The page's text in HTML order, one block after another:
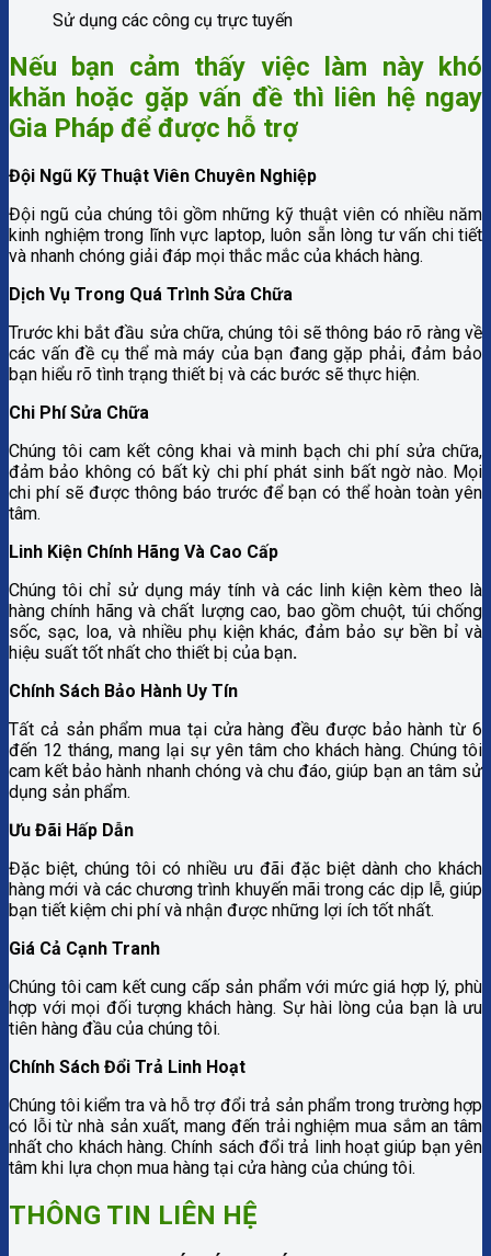
Sử dụng các công cụ trực tuyến
Nếu bạn cảm thấy việc làm này khó
khăn hoặc gặp vấn đề thì liên hệ ngay
Gia Pháp để được hỗ trợ
Đội Ngũ Kỹ Thuật Viên Chuyên Nghiệp
Đội ngũ của chúng tôi gồm những kỹ thuật viên có nhiều năm
kinh nghiệm trong lĩnh vực laptop, luôn sẵn lòng tư vấn chi tiết
và nhanh chóng giải đáp mọi thắc mắc của khách hàng.
Dịch Vụ Trong Quá Trình Sửa Chữa
Trước khi bắt đầu sửa chữa, chúng tôi sẽ thông báo rõ ràng về
các vấn đề cụ thể mà máy của bạn đang gặp phải, đảm bảo
bạn hiểu rõ tình trạng thiết bị và các bước sẽ thực hiện.
Chi Phí Sửa Chữa
Chúng tôi cam kết công khai và minh bạch chi phí sửa chữa,
đảm bảo không có bất kỳ chi phí phát sinh bất ngờ nào. Mọi
chi phí sẽ được thông báo trước để bạn có thể hoàn toàn yên
tâm.
Linh Kiện Chính Hãng Và Cao Cấp
Chúng tôi chỉ sử dụng máy tính và các linh kiện kèm theo là
hàng chính hãng và chất lượng cao, bao gồm chuột, túi chống
sốc, sạc, loa, và nhiều phụ kiện khác, đảm bảo sự bền bỉ và
hiệu suất tốt nhất cho thiết bị của bạn.
Chính Sách Bảo Hành Uy Tín
Tất cả sản phẩm mua tại cửa hàng đều được bảo hành từ 6
đến 12 tháng, mang lại sự yên tâm cho khách hàng. Chúng tôi
cam kết bảo hành nhanh chóng và chu đáo, giúp bạn an tâm sử
dụng sản phẩm.
Ưu Đãi Hấp Dẫn
Đặc biệt, chúng tôi có nhiều ưu đãi đặc biệt dành cho khách
hàng mới và các chương trình khuyến mãi trong các dịp lễ, giúp
bạn tiết kiệm chi phí và nhận được những lợi ích tốt nhất.
Giá Cả Cạnh Tranh
Chúng tôi cam kết cung cấp sản phẩm với mức giá hợp lý, phù
hợp với mọi đối tượng khách hàng. Sự hài lòng của bạn là ưu
tiên hàng đầu của chúng tôi.
Chính Sách Đổi Trả Linh Hoạt
Chúng tôi kiểm tra và hỗ trợ đổi trả sản phẩm trong trường hợp
có lỗi từ nhà sản xuất, mang đến trải nghiệm mua sắm an tâm
nhất cho khách hàng. Chính sách đổi trả linh hoạt giúp bạn yên
tâm khi lựa chọn mua hàng tại cửa hàng của chúng tôi.
THÔNG TIN LIÊN HỆ